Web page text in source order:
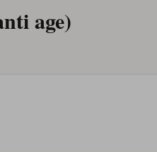
age)